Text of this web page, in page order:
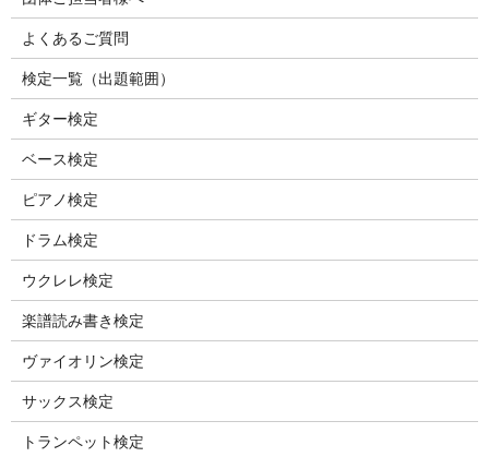
よくあるご質問
検定一覧（出題範囲）
ギター検定
ベース検定
ピアノ検定
ドラム検定
ウクレレ検定
楽譜読み書き検定
ヴァイオリン検定
サックス検定
トランペット検定